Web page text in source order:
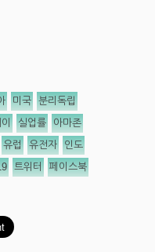
미국 분리독립
실업률 아마존
유럽 유전자 인도
트위터 페이스북